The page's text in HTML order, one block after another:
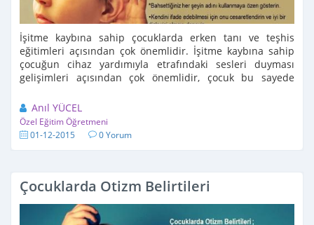
İşitme kaybına sahip çocuklarda erken tanı ve teşhis
eğitimleri açısından çok önemlidir. İşitme kaybına sahip
çocuğun cihaz yardımıyla etrafındaki sesleri duyması
gelişimleri açısından çok önemlidir, çocuk bu sayede
Anıl YÜCEL
Özel Eğitim Öğretmeni
01-12-2015 0 Yorum
Çocuklarda Otizm Belirtileri